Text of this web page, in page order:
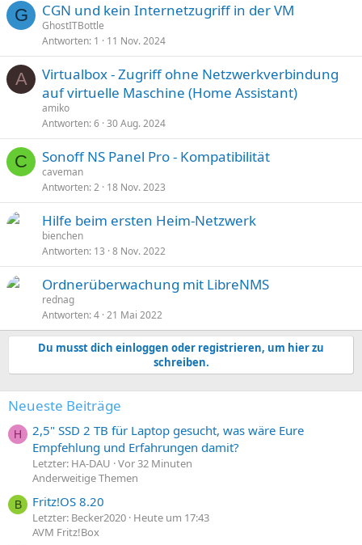
G CGN und kein Internetzugriff in der VM
GhostITBottle
Antworten 1 11 Nov. 2024
A
Virtualbox - Zugriff ohne Netzwerkverbindung
auf virtuelle Maschine (Home Assistant)
amiko
Antworten 6 30 Aug. 2024
C Sonoff NS Panel Pro - Kompatibilität
caveman
Antworten 2 18 Nov. 2023
Hilfe beim ersten Heim-Netzwerk
bienchen
Antworten 13 8 Nov. 2022
Ordnerüberwachung mit LibreNMS
rednag
Antworten 4 21 Mai 2022
Du musst dich einloggen oder registrieren, um hier zu
schreiben.
Neueste Beiträge
H
2,5" SSD 2 TB für Laptop gesucht, was wäre Eure
Empfehlung und Erfahrungen damit?
Letzter: HA-DAU Vor 32 Minuten
Anderweitige Themen
B Fritz!OS 8.20
Letzter: Becker2020 Heute um 17:43
AVM Fritz!Box